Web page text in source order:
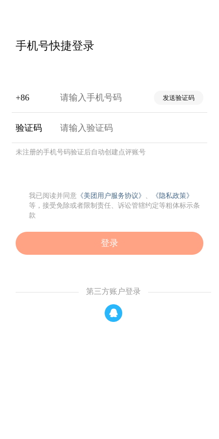
手机号快捷登录
+86 发送验证码
验证码
未注册的手机号码验证后自动创建点评账号
我已阅读并同意 《美团用户服务协议》
《隐私政策》
等，接受免除或者限制责任、诉讼管辖约定等粗体标示条
款
登录
第三方账户登录